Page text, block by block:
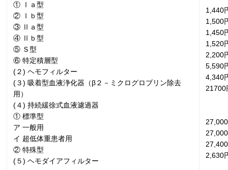
① Ⅰａ型
② Ⅰｂ型
③ Ⅱａ型
④ Ⅱｂ型
⑤ Ｓ型
⑥ 特定積層型
(２)ヘモフィルター
(３)吸着型血液浄化器（β２－ミクログロブリン除去
用）
(４)持続緩徐式血液濾過器
① 標準型
ア 一般用
イ 超低体重患者用
② 特殊型
(５)ヘモダイアフィルター
1,440
1,500
1,450
1,520
2,200
5,590
4,340
21700
27,000
2,630